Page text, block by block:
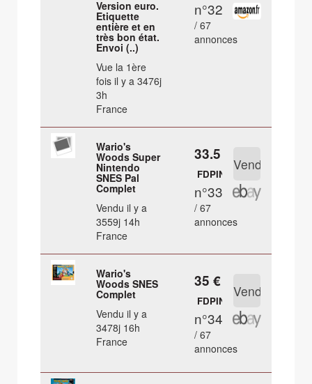
Version euro.
Etiquette
entière et en
très bon état.
Envoi (..)
Vue la 1ère
fois il y a 3476j
3h
France
n°32
/ 67
annonces
Wario's
Woods Super
Nintendo
SNES Pal
Complet
Vendu il y a
3559j 14h
France
33.5 €
FDPIN
n°33
/ 67
annonces
Wario's
Woods SNES
Complet
Vendu il y a
3478j 16h
France
35 €
FDPIN
n°34
/ 67
annonces